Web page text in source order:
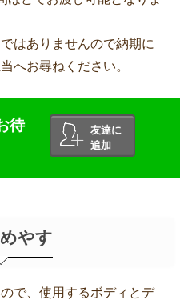
はありませんので納期に
へお尋ねください。
待
友達に
追加
やす
で、使用するボディとデ